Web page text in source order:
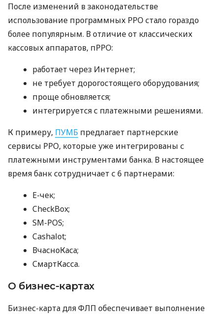
После изменений в законодательстве
использование программных РРО стало гораздо
более популярным. В отличие от классических
кассовых аппаратов, пРРО:
работает через Интернет;
не требует дорогостоящего оборудования;
проще обновляется;
интегрируется с платежными решениями.
К примеру, ПУМБ предлагает партнерские
сервисы РРО, которые уже интегрированы с
платежными инструментами банка. В настоящее
время банк сотрудничает с 6 партнерами:
E-чек;
CheckBox;
SM-POS;
Cashalot;
ВчасноКаса;
СмартКасса.
О бизнес-картах
Бизнес-карта для ФЛП обеспечивает выполнение